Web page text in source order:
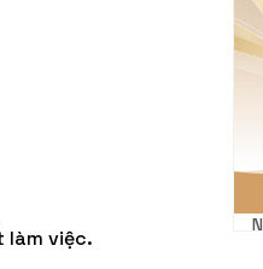
làm việc.
Glamor Silk Flower GoodCharme